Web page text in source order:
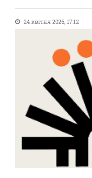
24 квітня 2026, 17:12